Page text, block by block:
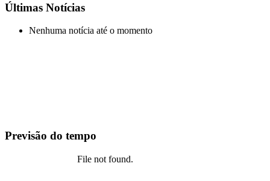
Últimas Notícias
Nenhuma notícia até o momento
Previsão do tempo